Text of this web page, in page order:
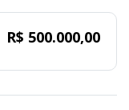
R$ 500.000,00